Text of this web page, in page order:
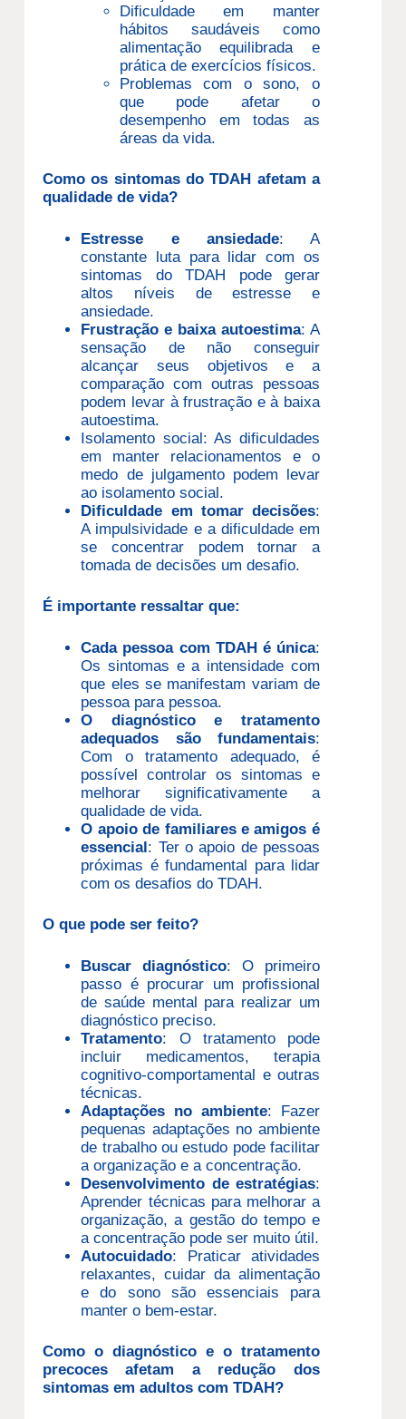
Dificuldade em manter
hábitos saudáveis como
alimentação equilibrada e
prática de exercícios físicos.
Problemas com o sono, o
que pode afetar o
desempenho em todas as
áreas da vida.
Como os sintomas do TDAH afetam a
qualidade de vida?
Estresse e ansiedade: A
constante luta para lidar com os
sintomas do TDAH pode gerar
altos níveis de estresse e
ansiedade.
Frustração e baixa autoestima: A
sensação de não conseguir
alcançar seus objetivos e a
comparação com outras pessoas
podem levar à frustração e à baixa
autoestima.
Isolamento social: As dificuldades
em manter relacionamentos e o
medo de julgamento podem levar
ao isolamento social.
Dificuldade em tomar decisões:
A impulsividade e a dificuldade em
se concentrar podem tornar a
tomada de decisões um desafio.
É importante ressaltar que:
Cada pessoa com TDAH é única:
Os sintomas e a intensidade com
que eles se manifestam variam de
pessoa para pessoa.
O diagnóstico e tratamento
adequados são fundamentais:
Com o tratamento adequado, é
possível controlar os sintomas e
melhorar significativamente a
qualidade de vida.
O apoio de familiares e amigos é
essencial: Ter o apoio de pessoas
próximas é fundamental para lidar
com os desafios do TDAH.
O que pode ser feito?
Buscar diagnóstico: O primeiro
passo é procurar um profissional
de saúde mental para realizar um
diagnóstico preciso.
Tratamento: O tratamento pode
incluir medicamentos, terapia
cognitivo-comportamental e outras
técnicas.
Adaptações no ambiente: Fazer
pequenas adaptações no ambiente
de trabalho ou estudo pode facilitar
a organização e a concentração.
Desenvolvimento de estratégias:
Aprender técnicas para melhorar a
organização, a gestão do tempo e
a concentração pode ser muito útil.
Autocuidado: Praticar atividades
relaxantes, cuidar da alimentação
e do sono são essenciais para
manter o bem-estar.
Como o diagnóstico e o tratamento
precoces afetam a redução dos
sintomas em adultos com TDAH?